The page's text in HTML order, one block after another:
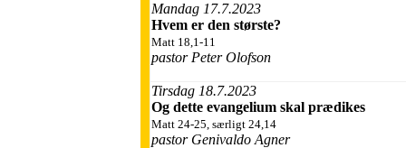
Mandag 17.7.2023
Hvem er den største?
Matt 18,1-11
pastor Peter Olofson
Tirsdag 18.7.2023
Og dette evangelium skal prædikes
Matt 24-25, særligt 24,14
pastor Genivaldo Agner